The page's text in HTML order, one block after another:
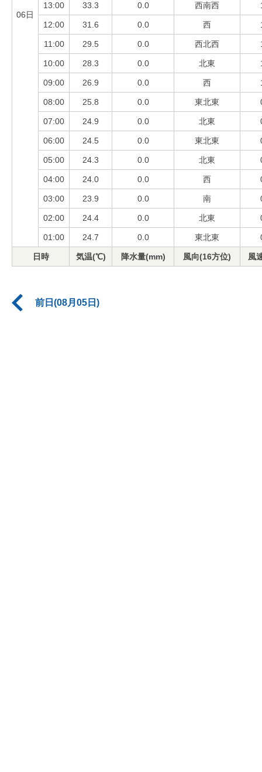
06日
13:00 33.3 0.0 西南西
12:00 31.6 0.0 西
11:00 29.5 0.0 西北西
10:00 28.3 0.0 北東
09:00 26.9 0.0 西
08:00 25.8 0.0 東北東
07:00 24.9 0.0 北東
06:00 24.5 0.0 東北東
05:00 24.3 0.0 北東
04:00 24.0 0.0 西
03:00 23.9 0.0 南
02:00 24.4 0.0 北東
01:00 24.7 0.0 東北東
日時 気温(℃) 降水量(mm) 風向(16方位) 風
前日(08月05日)